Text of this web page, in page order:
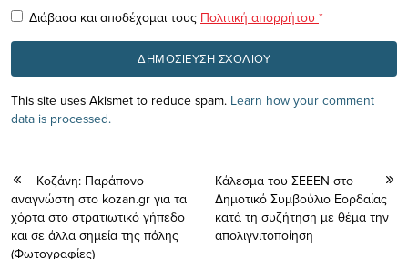
Διάβασα και αποδέχομαι τους Πολιτική απορρήτου *
This site uses Akismet to reduce spam. Learn how your comment
data is processed.
Κοζάνη: Παράπονο
αναγνώστη στο kozan.gr για τα
χόρτα στο στρατιωτικό γήπεδο
και σε άλλα σημεία της πόλης
(Φωτογραφίες)
Κάλεσμα του ΣΕΕΕΝ στο
Δημοτικό Συμβούλιο Εορδαίας
κατά τη συζήτηση με θέμα την
απολιγνιτοποίηση